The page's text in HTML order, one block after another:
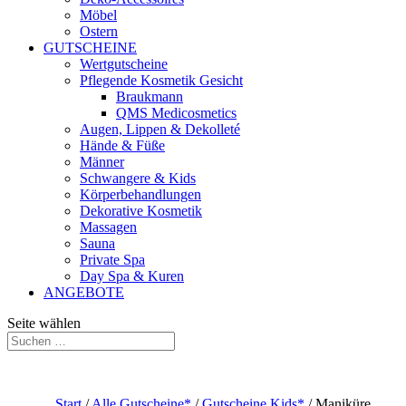
Möbel
Ostern
GUTSCHEINE
Wertgutscheine
Pflegende Kosmetik Gesicht
Braukmann
QMS Medicosmetics
Augen, Lippen & Dekolleté
Hände & Füße
Männer
Schwangere & Kids
Körperbehandlungen
Dekorative Kosmetik
Massagen
Sauna
Private Spa
Day Spa & Kuren
ANGEBOTE
Seite wählen